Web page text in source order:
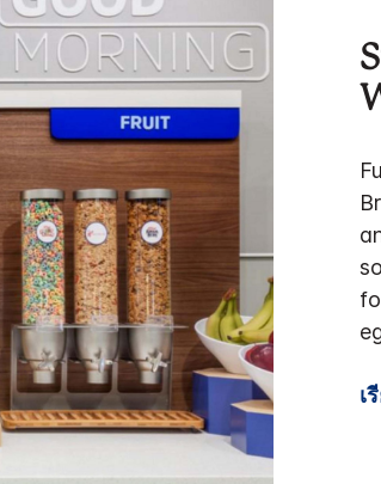
เ